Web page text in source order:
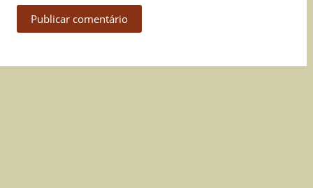
Publicar comentário